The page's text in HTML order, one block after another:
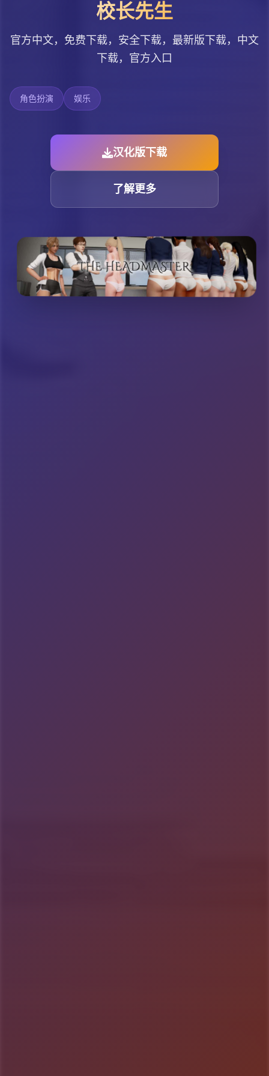
校长先生
官方中文，免费下载，安全下载，最新版下载，中文
下载，官方入口
角色扮演 娱乐
汉化版下载
了解更多